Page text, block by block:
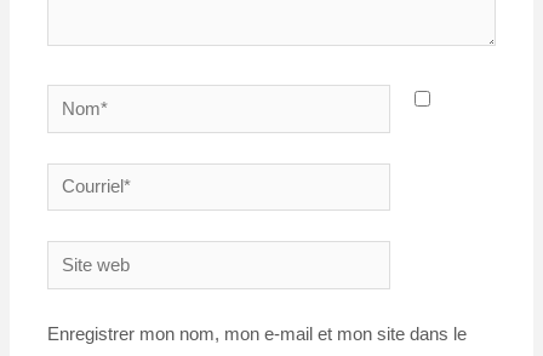
Nom*
Courriel*
Site
web
Enregistrer mon nom, mon e-mail et mon site dans le